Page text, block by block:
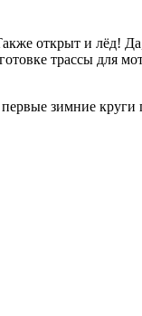
открыт и лёд!
трассы для
зимние